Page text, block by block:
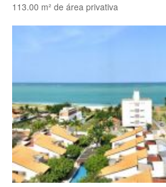
113.00 m² de área privativa